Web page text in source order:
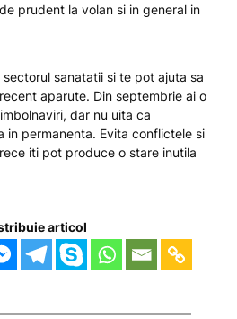
prudent la volan si in general in
sanatatii si te pot ajuta sa
aparute. Din septembrie ai o
dar nu uita ca
in permanenta. Evita conflictele si
iti pot produce o stare inutila
articol